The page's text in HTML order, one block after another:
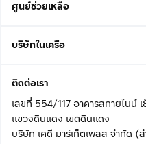
ศูนย์ช่วยเหลือ
บริษัทในเครือ
ติดต่อเรา
เลขที่ 554/117 อาคารสกายไนน์
แขวงดินแดง เขตดินแดง
บริษัท เคดี มาร์เก็ตเพลส จำกัด (